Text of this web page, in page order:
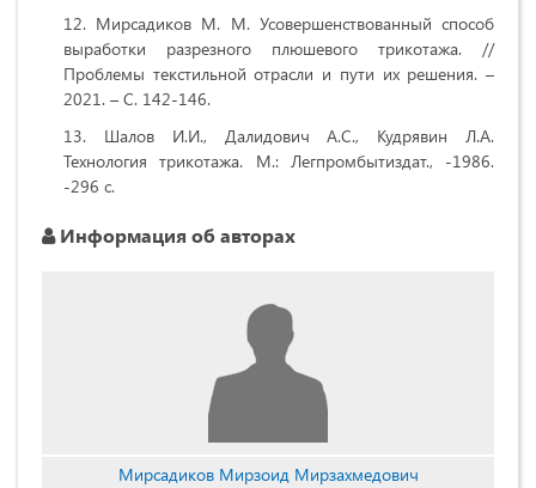
Мирсадиков М. М. Усовершенствованный способ
выработки разрезного плюшевого трикотажа. //
Проблемы текстильной отрасли и пути их решения. –
2021. – С. 142-146.
Шалов И.И., Далидович А.С., Кудрявин Л.А.
Технология трикотажа. М.: Легпромбытиздат., -1986.
-296 с.
Информация об авторах
Мирсадиков Мирзоид Мирзахмедович